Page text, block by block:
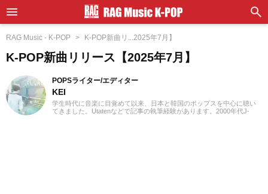
RAG Music - K-POP K-POP新曲リ...2025年7月】
K-POP新曲リリース【2025年7月】
POPSライター/エディター
KEI
学生時代に音楽に目覚めて以来、日本と韓国のポップスを中心に聴い
てきました。Utatenなどで記事の執筆経験があります。2000年代J-